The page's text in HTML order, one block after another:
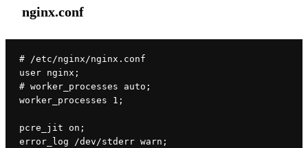
nginx.conf
# /etc/nginx/nginx.conf
user nginx;
# worker_processes auto;
worker_processes 1;
pcre_jit on;
error_log /dev/stderr warn;